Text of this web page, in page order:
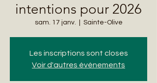
intentions pour 2026
sam. 17 janv. Sainte-Olive
Les inscriptions sont closes
Voir d'autres événements